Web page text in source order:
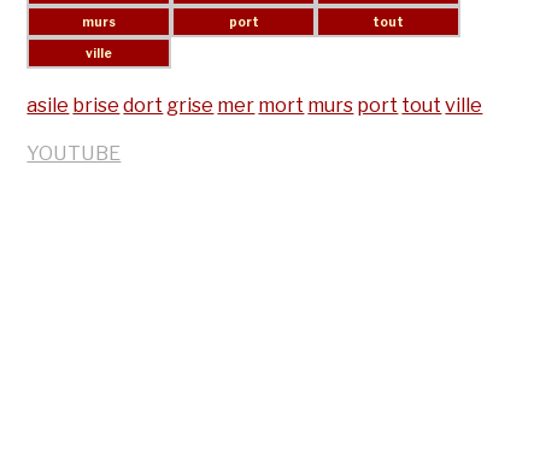
asile brise dort grise mer mort murs port tout ville
YOUTUBE